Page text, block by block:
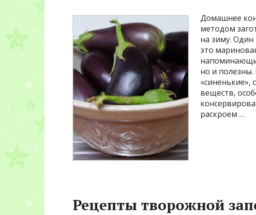
Домашнее
методом
на зиму.
это
но и полезны.
веществ,
раскроем …
Рецепты творожной